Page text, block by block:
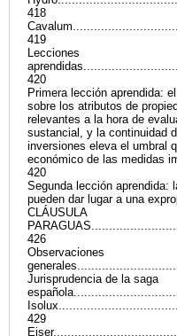
418
419
Lecciones
420
Primera lección aprendida:
sobre los atributos de
relevantes a la hora de
sustancial, y la continuidad
inversiones eleva el umbral
económico de las medidas
420
Segunda lección aprendida:
pueden dar lugar a una
CLÁUSULA
426
Observaciones
Jurisprudencia de la saga
429